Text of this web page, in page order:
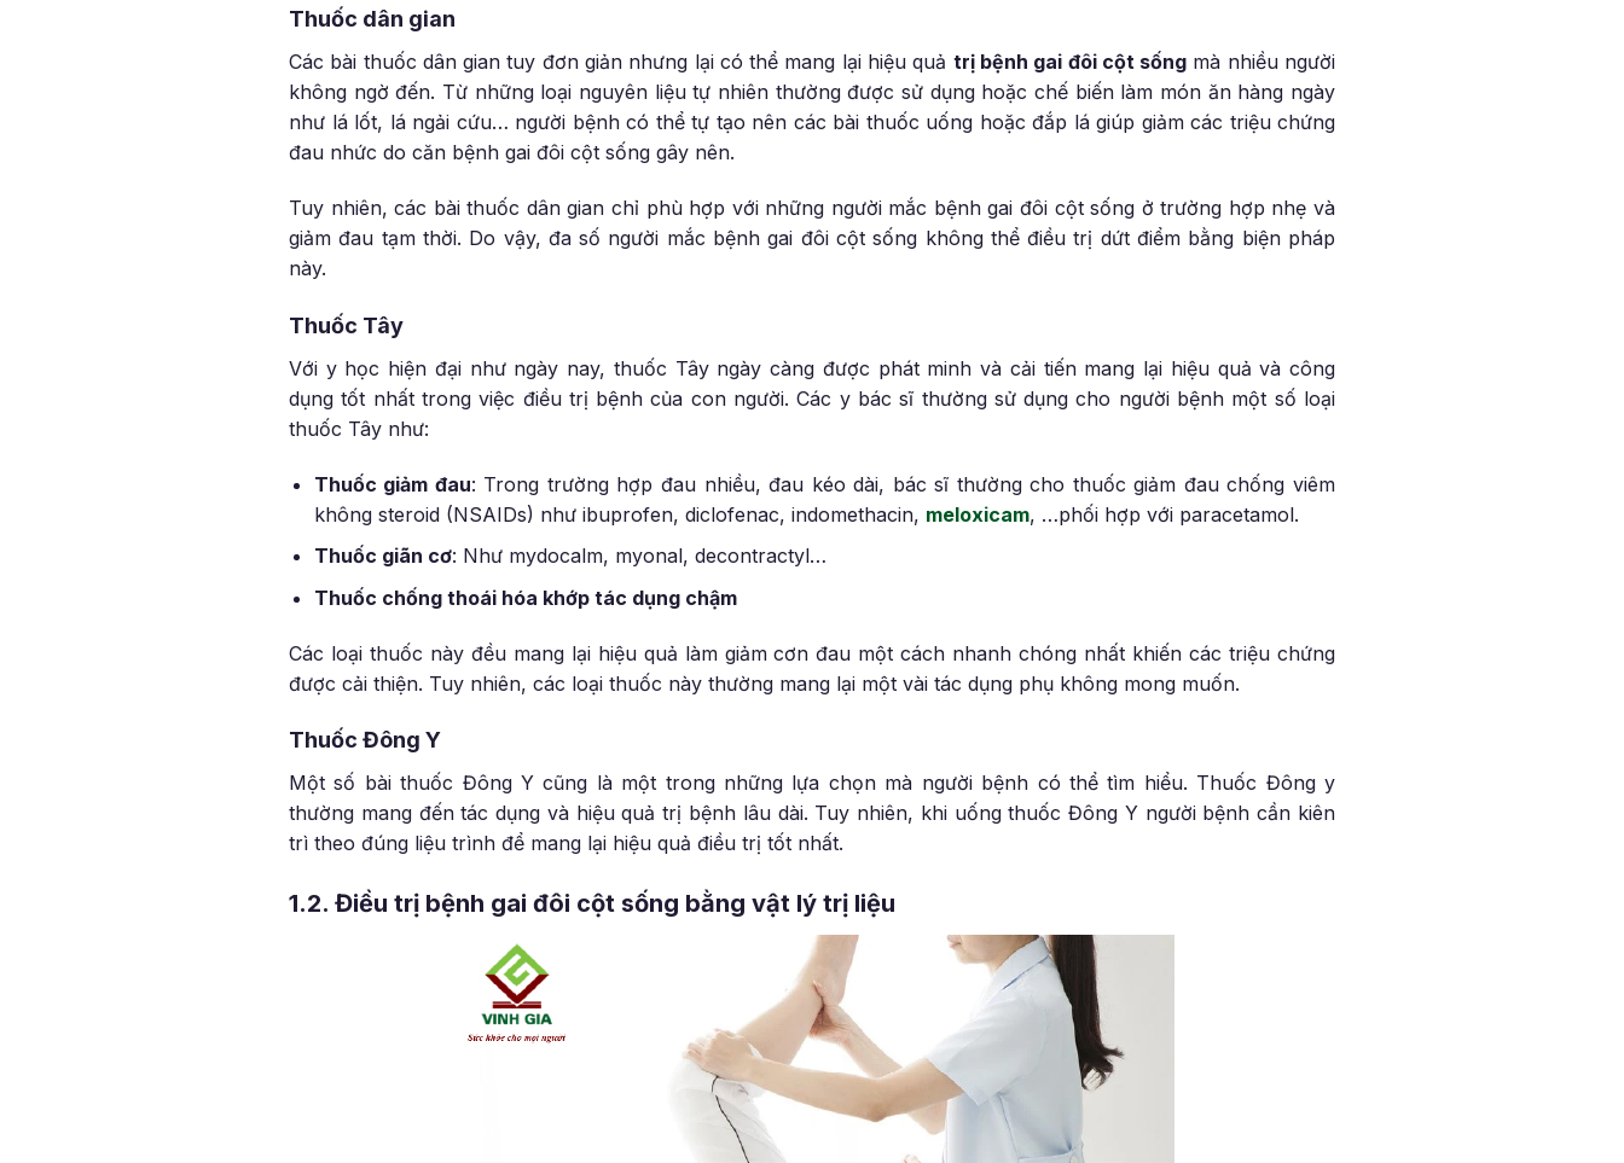
Thuốc dân gian
Các bài thuốc dân gian tuy đơn giản nhưng lại có thể mang lại hiệu quả trị bệnh gai đôi cột sống mà nhiều người
không ngờ đến. Từ những loại nguyên liệu tự nhiên thường được sử dụng hoặc chế biến làm món ăn hàng ngày
như lá lốt, lá ngải cứu… người bệnh có thể tự tạo nên các bài thuốc uống hoặc đắp lá giúp giảm các triệu chứng
đau nhức do căn bệnh gai đôi cột sống gây nên.
Tuy nhiên, các bài thuốc dân gian chỉ phù hợp với những người mắc bệnh gai đôi cột sống ở trường hợp nhẹ và
giảm đau tạm thời. Do vậy, đa số người mắc bệnh gai đôi cột sống không thể điều trị dứt điểm bằng biện pháp
này.
Thuốc Tây
Với y học hiện đại như ngày nay, thuốc Tây ngày càng được phát minh và cải tiến mang lại hiệu quả và công
dụng tốt nhất trong việc điều trị bệnh của con người. Các y bác sĩ thường sử dụng cho người bệnh một số loại
thuốc Tây như:
Thuốc giảm đau: Trong trường hợp đau nhiều, đau kéo dài, bác sĩ thường cho thuốc giảm đau chống viêm
không steroid (NSAIDs) như ibuprofen, diclofenac, indomethacin, meloxicam, …phối hợp với paracetamol.
Thuốc giãn cơ: Như mydocalm, myonal, decontractyl…
Thuốc chống thoái hóa khớp tác dụng chậm
Các loại thuốc này đều mang lại hiệu quả làm giảm cơn đau một cách nhanh chóng nhất khiến các triệu chứng
được cải thiện. Tuy nhiên, các loại thuốc này thường mang lại một vài tác dụng phụ không mong muốn.
Thuốc Đông Y
Một số bài thuốc Đông Y cũng là một trong những lựa chọn mà người bệnh có thể tìm hiểu. Thuốc Đông y
thường mang đến tác dụng và hiệu quả trị bệnh lâu dài. Tuy nhiên, khi uống thuốc Đông Y người bệnh cần kiên
trì theo đúng liệu trình để mang lại hiệu quả điều trị tốt nhất.
1.2. Điều trị bệnh gai đôi cột sống bằng vật lý trị liệu